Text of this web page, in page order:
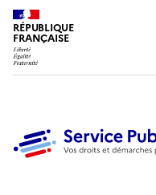
RÉPUBLIQUE
FRANÇAISE